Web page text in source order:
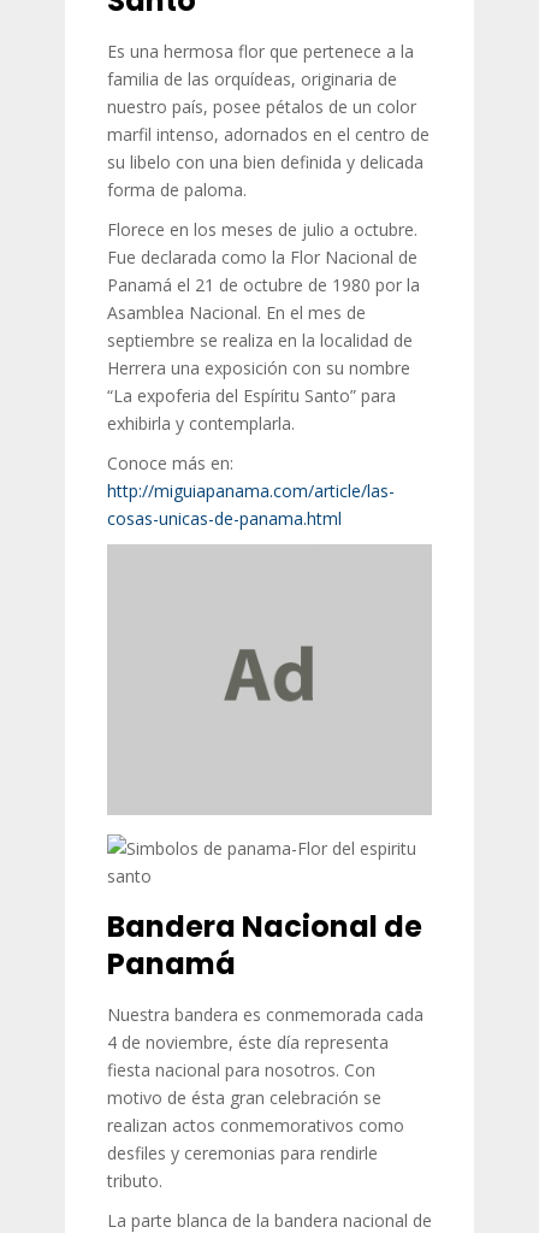
Es una hermosa flor que pertenece a la
familia de las orquídeas, originaria de
nuestro país, posee pétalos de un color
marfil intenso, adornados en el centro de
su libelo con una bien definida y delicada
forma de paloma.
Florece en los meses de julio a octubre.
Fue declarada como la Flor Nacional de
Panamá el 21 de octubre de 1980 por la
Asamblea Nacional. En el mes de
septiembre se realiza en la localidad de
Herrera una exposición con su nombre
“La expoferia del Espíritu Santo” para
exhibirla y contemplarla.
Conoce más en:
http://miguiapanama.com/article/las-
cosas-unicas-de-panama.html
Bandera Nacional de
Panamá
Nuestra bandera es conmemorada cada
4 de noviembre, éste día representa
fiesta nacional para nosotros. Con
motivo de ésta gran celebración se
realizan actos conmemorativos como
desfiles y ceremonias para rendirle
tributo.
La parte blanca de la bandera nacional de